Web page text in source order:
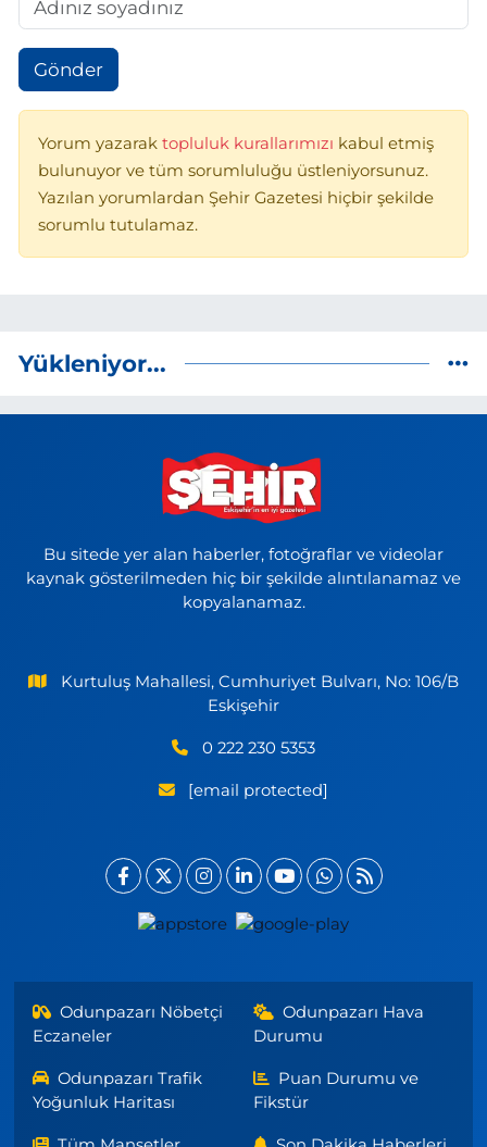
Gönder
Yorum yazarak topluluk kurallarımızı kabul etmiş
bulunuyor ve tüm sorumluluğu üstleniyorsunuz.
Yazılan yorumlardan Şehir Gazetesi hiçbir şekilde
sorumlu tutulamaz.
Yükleniyor...
Bu sitede yer alan haberler, fotoğraflar ve videolar
kaynak gösterilmeden hiç bir şekilde alıntılanamaz ve
kopyalanamaz.
Kurtuluş Mahallesi, Cumhuriyet Bulvarı, No: 106/B
Eskişehir
0 222 230 5353
[email protected]
Odunpazarı Nöbetçi
Eczaneler
Odunpazarı Hava
Durumu
Odunpazarı Trafik
Yoğunluk Haritası
Puan Durumu ve
Fikstür